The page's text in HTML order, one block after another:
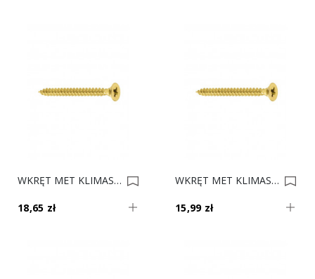
WKRĘT MET KLIMAS 4.5x30 Op. 500 0012348
18,65 zł
WKRĘT MET KLIMAS 4.5x25 Op. 500 0012347
15,99 zł